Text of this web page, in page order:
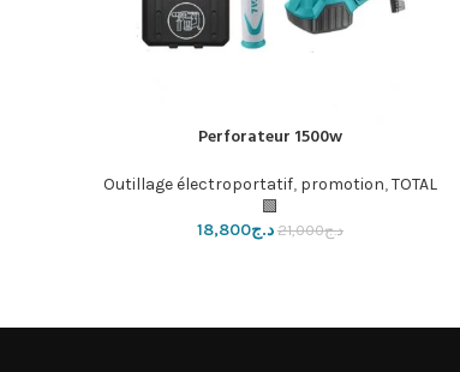
إضافة إلى السلةPerforateur 1500w
Outillage électroportatif, promotion,TOTAL
🟩
د.ج21,000 د.ج18,800